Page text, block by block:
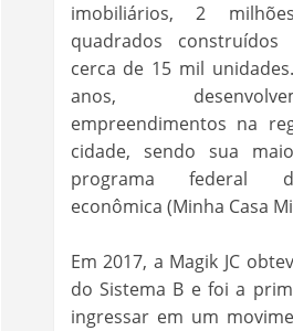
imobiliários, 2
quadrados
cerca de 15 mil
anos,
empreendimentos na
cidade, sendo sua
programa federal
econômica (Minha Casa
Em 2017, a Magik JC
do Sistema B e foi a
ingressar em um